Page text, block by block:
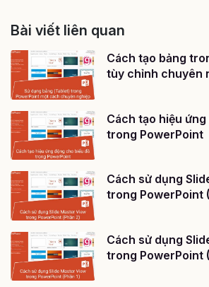
Bài viết liên quan
Cách tạo bảng
tùy chỉnh chuyên
Cách tạo hiệu
trong PowerPoint
Cách sử dụng
trong PowerPoint
Cách sử dụng
trong PowerPoint